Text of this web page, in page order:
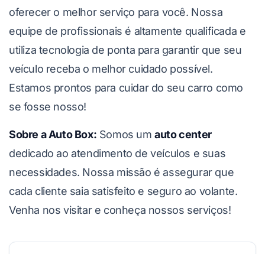
oferecer o melhor serviço para você. Nossa
equipe de profissionais é altamente qualificada e
utiliza tecnologia de ponta para garantir que seu
veículo receba o melhor cuidado possível.
Estamos prontos para cuidar do seu carro como
se fosse nosso!
Sobre a Auto Box: Somos umauto center
dedicado ao atendimento de veículos e suas
necessidades. Nossa missão é assegurar que
cada cliente saia satisfeito e seguro ao volante.
Venha nos visitar e conheça nossos serviços!